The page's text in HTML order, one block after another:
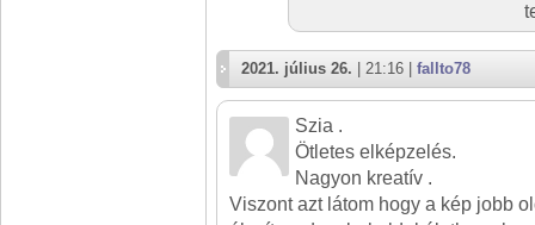
2021. július 26. | 21:16 | fallto78
Szia .
Ötletes elképzelés.
Nagyon kreatív .
Viszont azt látom hogy a kép jobb